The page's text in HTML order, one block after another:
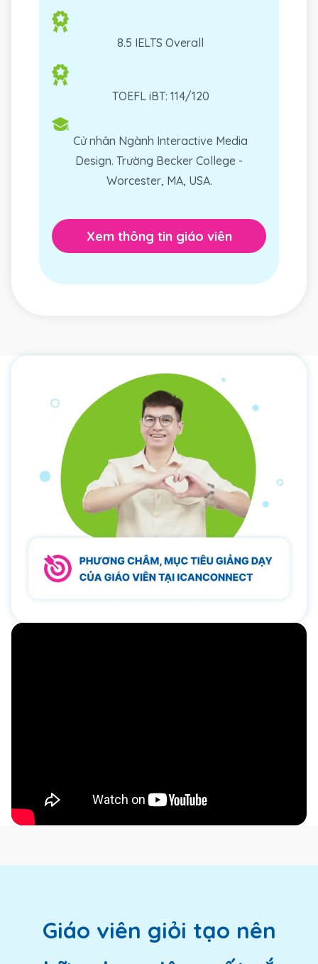
8.5 IELTS Overall
TOEFL iBT: 114/120
Cử nhân Ngành Interactive Media
Design. Trường Becker College -
Worcester, MA, USA.
Xem thông tin giáo viên
Giáo viên giỏi tạo nên